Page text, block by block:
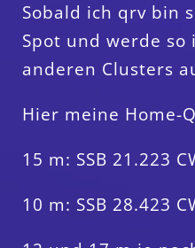
Sobald ich qrv bin
Spot und werde
anderen Clusters
Hier meine Home-
15 m: SSB 21.223
10 m: SSB 28.423